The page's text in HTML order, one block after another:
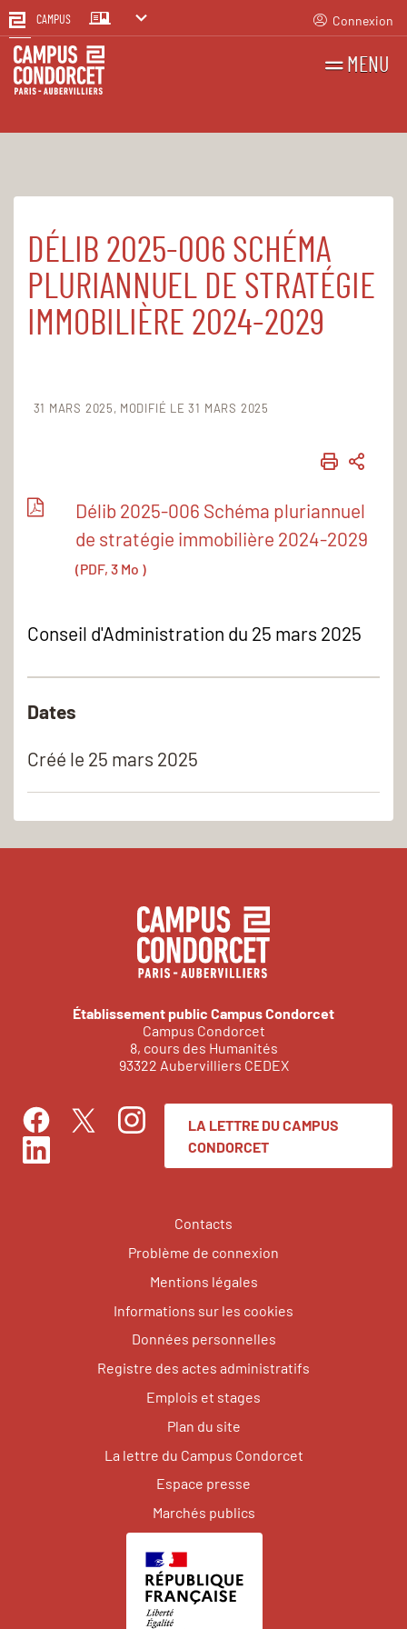
CAMPUS Connexion
MENU
Accueil Le Campus
Établissement public
Registre des actes administratifs
Délibérations CA 2025
DÉLIB 2025-006 SCHÉMA
PLURIANNUEL DE STRATÉGIE
IMMOBILIÈRE 2024-2029
31 MARS 2025 MODIFIÉ LE 31 MARS 2025
Délib 2025-006 Schéma pluriannuel
de stratégie immobilière 2024-2029
(PDF, 3 Mo )
Conseil d'Administration du 25 mars 2025
Dates
Créé le 25 mars 2025
Établissement public Campus Condorcet
Campus Condorcet
8, cours des Humanités
93322 Aubervilliers CEDEX
FacebookTwitterInstagram
LinkedIn
LA LETTRE DU CAMPUS
CONDORCET
Contacts
Problème de connexion
Mentions légales
Informations sur les cookies
Données personnelles
Registre des actes administratifs
Emplois et stages
Plan du site
La lettre du Campus Condorcet
Espace presse
Marchés publics